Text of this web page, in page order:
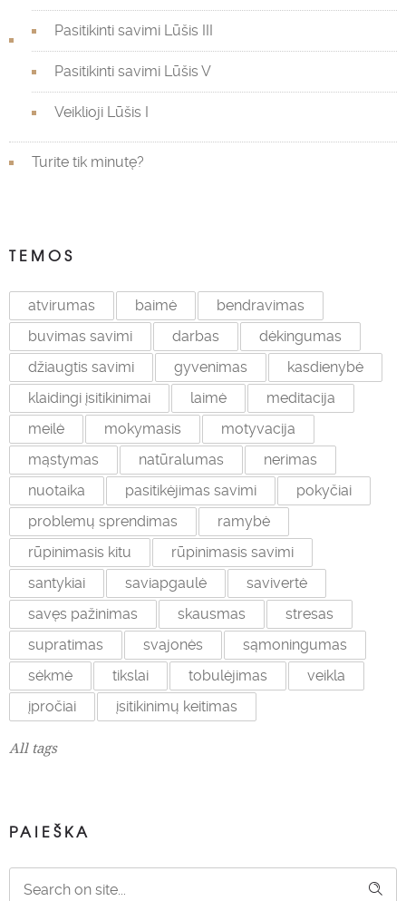
Pasitikinti savimi Lūšis III
Pasitikinti savimi Lūšis V
Veiklioji Lūšis I
Turite tik minutę?
TEMOS
atvirumas baimė
bendravimas
buvimas savimi
darbas
dėkingumas
džiaugtis savimi
gyvenimas
kasdienybė
klaidingi įsitikinimai
laimė
meditacija
meilė
mokymasis
motyvacija
mąstymas
natūralumas
nerimas
nuotaika
pasitikėjimas savimi
pokyčiai
problemų sprendimas
ramybė
rūpinimasis kitu
rūpinimasis savimi
santykiai
saviapgaulė
savivertė
savęs pažinimas
skausmas
stresas
supratimas
svajonės
sąmoningumas
sėkmė
tikslai tobulėjimas
veikla
įpročiai
įsitikinimų keitimas
All tags
PAIEŠKA